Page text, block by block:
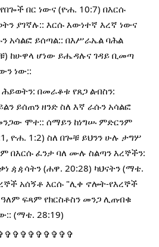
በር ነውና (ዮሐ. 10:7) በእርሱ
ያገኛሉ:: እርሱ እውነተኛ እረኛ ነውና
አሳልፎ ይሰጣል:: በእሥራኤል ባሕል
ከሁዋላ ሆነው ይሔዳሉና ገዳይ ቢመጣ
ነው::
በመራቆቱ የጸጋ ልብስን:
ይሰጠን ዘንድ ስለ እኛ ራሱን አሳልፎ
ሞተ:: ሰማይን ከነግሡ ምድርንም
ዮሐ. 1:2) ስለ በጐቹ ይህንን ሁሉ ታግሦ
በእርሱ ፈንታ ባለ ሙሉ ስልጣን እረኞችን:
ዻዻሳትን (ሐዋ. 20:28) ካህናትን (ማቴ.
አሰኝቶ እርሱ "ሊቀ ኖሎት-የእረኞች
ዓለም ፍጻም የክርስቶስን መንጋ ሊጠብቁ
(ማቴ. 28:19)